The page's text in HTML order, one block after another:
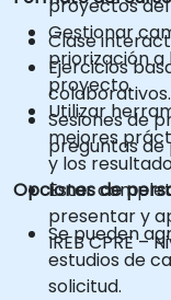
proyectos
Gestionar
priorización a
proyecto.
Utilizar
mejores
y los
Estar
presentar y
IREB CPRE –
Clase
Ejercicios
colaborativos.
Sesiones de
preguntas
Opciones de
Se pueden
estudios de
solicitud.